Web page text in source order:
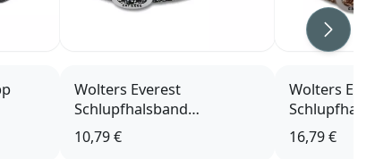
Wolters Everest
Schlupfhalsband
reflektierend
schwarz/graphit
10,79 €
Wolters
16,79 €
Weiter